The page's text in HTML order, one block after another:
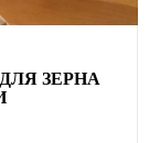
ЗЕРНА